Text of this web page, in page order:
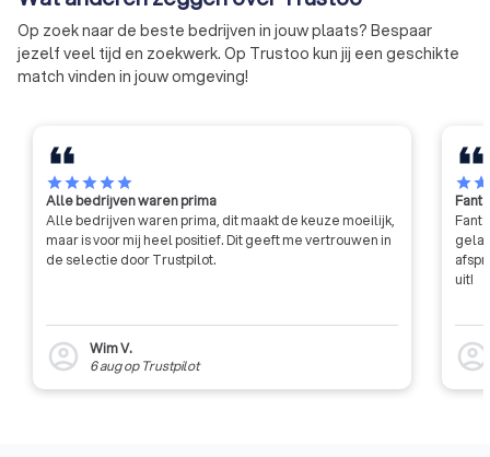
ethiek. De NVM hanteert strenge
toelatingseisen en
kwaliteitscontroles voor hun
leden, en moedigt hen aan om de
Daarnaast heeft NVM ook een
enorm databestand van
vastgoedtransacties, waardoor
hun makelaars goed
geïnformeerd en competitief
bepaalde norm
VastgoedCert
sterke focus op
doorstaan om te
de nodige
bezitten.
leden voortdurend
vaardigheden
verplichte
je er zeker van zijn
maken hebt met
gekwalificeerde
Op zoek naar de beste bedrijven in jouw plaats? Bespaar
jezelf veel tijd en zoekwerk. Op Trustoo kun jij een geschikte
match vinden in jouw omgeving!
starstarstarstarstar
Alle bedrijven waren prima
Alle bedrijven waren prima, dit maakt de keuze moeilijk,
maar is voor mij heel positief. Dit geeft me vertrouwen in
de selectie door Trustpilot.
account_circle
Wim V.
6 augop Trustpilot
starstar
uit!
account_circle